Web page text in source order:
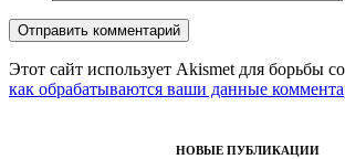
Этот сайт использует Akismet для борьбы
как обрабатываются ваши данные
НОВЫЕ ПУБЛИКАЦИИ